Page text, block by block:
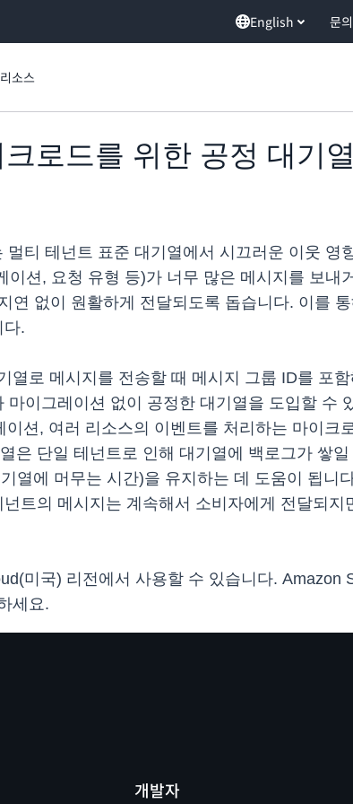
English 문
리소스
로드를 위한 공정 대기
멀티 테넌트 표준 대기열에서 시끄러운 이웃 영
션, 요청 유형 등)가 너무 많은 메시지를 보내
연 없이 원활하게 전달되도록 돕습니다. 이를
다.
로 메시지를 전송할 때 메시지 그룹 ID를 포
이그레이션 없이 공정한 대기열을 도입할 수
션, 여러 리소스의 이벤트를 처리하는 마이크
은 단일 테넌트로 인해 대기열에 백로그가 쌓
열에 머무는 시간)을 유지하는 데 도움이 됩니
트의 메시지는 계속해서 소비자에게 전달되
미국) 리전에서 사용할 수 있습니다. Amazon
세요.
개발자